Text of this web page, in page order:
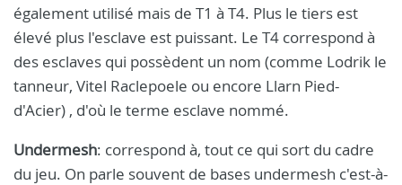
également utilisé mais de T1 à T4. Plus le tiers est
élevé plus l'esclave est puissant. Le T4 correspond à
des esclaves qui possèdent un nom (comme Lodrik le
tanneur, Vitel Raclepoele ou encore Llarn Pied-
d'Acier) , d'où le terme esclave nommé.
Undermesh: correspond à, tout ce qui sort du cadre
du jeu. On parle souvent de bases undermesh c'est-à-